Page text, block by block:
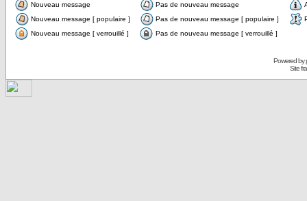
Nouveau message Pas de nouveau message
Nouveau message [ populaire ]
Pas de nouveau message [ populaire ]
Nouveau message [ verrouillé ]
Pas de nouveau message [ verrouillé ]
Powered by
Site